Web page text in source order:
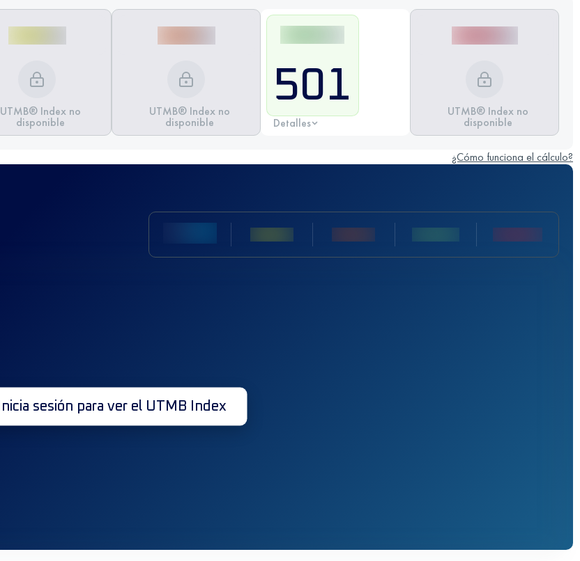
UTMB® Index no
disponible
UTMB® Index no
disponible
501
Detalles
UTMB® Index no
disponible
¿Cómo funciona el cálculo?
Inicia sesión para ver el UTMB Index